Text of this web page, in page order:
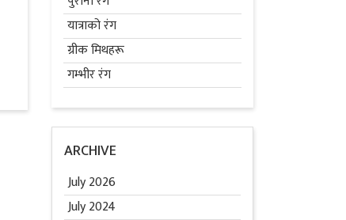
यात्राको रंग
ग्रीक मिथहरू
गम्भीर रंग
ARCHIVE
July 2026
July 2024